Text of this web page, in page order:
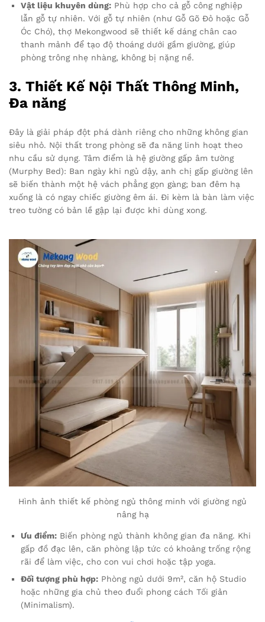
Vật liệu khuyên dùng: Phù hợp cho cả gỗ công nghiệp
lẫn gỗ tự nhiên. Với gỗ tự nhiên (như Gỗ Gõ Đỏ hoặc Gỗ
Óc Chó), thợ Mekongwood sẽ thiết kế dáng chân cao
thanh mảnh để tạo độ thoáng dưới gầm giường, giúp
phòng trông nhẹ nhàng, không bị nặng nề.
3. Thiết Kế Nội Thất Thông Minh,
Đa năng
Đây là giải pháp đột phá dành riêng cho những không gian
siêu nhỏ. Nội thất trong phòng sẽ đa năng linh hoạt theo
nhu cầu sử dụng. Tâm điểm là hệ giường gấp âm tường
(Murphy Bed): Ban ngày khi ngủ dậy, anh chị gấp giường lên
sẽ biến thành một hệ vách phẳng gọn gàng; ban đêm hạ
xuống là có ngay chiếc giường êm ái. Đi kèm là bàn làm việc
treo tường có bản lề gập lại được khi dùng xong.
Hình ảnh thiết kế phòng ngủ thông minh với giường ngủ
nâng hạ
Ưu điểm: Biến phòng ngủ thành không gian đa năng. Khi
gấp đồ đạc lên, căn phòng lập tức có khoảng trống rộng
rãi để làm việc, cho con vui chơi hoặc tập yoga.
Đối tượng phù hợp: Phòng ngủ dưới 9m², căn hộ Studio
hoặc những gia chủ theo đuổi phong cách Tối giản
(Minimalism).